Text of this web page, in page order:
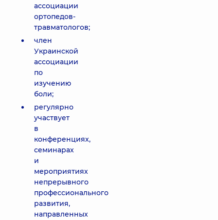
ассоциации
ортопедов-
травматологов;
член
Украинской
ассоциации
по
изучению
боли;
регулярно
участвует
в
конференциях,
семинарах
и
мероприятиях
непрерывного
профессионального
развития,
направленных